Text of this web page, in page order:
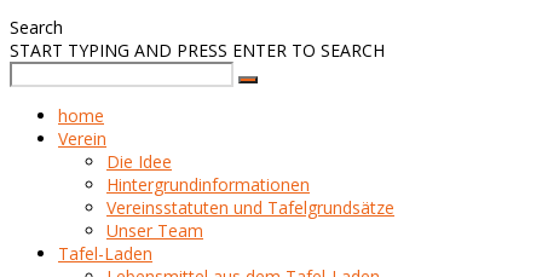
Search
START TYPING AND PRESS ENTER TO SEARCH
home
Verein
Die Idee
Hintergrundinformationen
Vereinsstatuten und Tafelgrundsätze
Unser Team
Tafel-Laden